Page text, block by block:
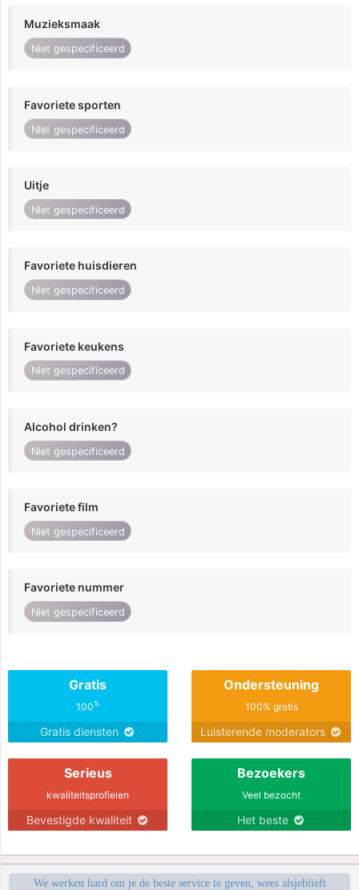
Muzieksmaak
Niet gespecificeerd
Favoriete sporten
Niet gespecificeerd
Uitje
Niet gespecificeerd
Favoriete huisdieren
Niet gespecificeerd
Favoriete keukens
Niet gespecificeerd
Alcohol drinken?
Niet gespecificeerd
Favoriete film
Niet gespecificeerd
Favoriete nummer
Niet gespecificeerd
Gratis
100%
Gratis diensten
Ondersteuning
100% gratis
Luisterende moderators
Serieus
kwaliteitsprofielen
Bevestigde kwaliteit
Bezoekers
Veel bezocht
Het beste
We werken hard om je de beste service te geven, wees alsjeblieft